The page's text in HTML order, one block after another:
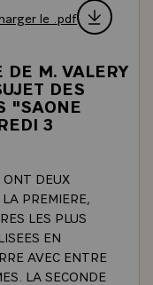
le .pdf
DE M. VALERY
DES
"SAONE
3
DEUX
PREMIERE,
LES PLUS
EN
AVEC ENTRE
LA SECONDE